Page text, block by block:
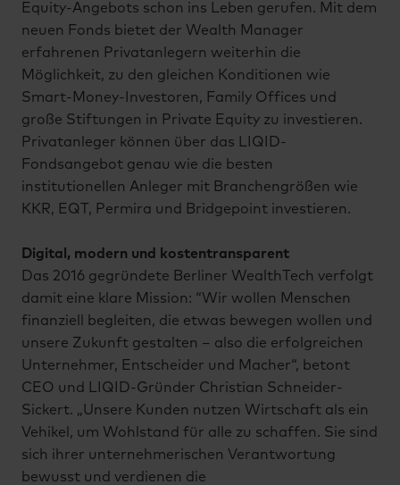
Equity-Angebots schon ins Leben gerufen. Mit dem
neuen Fonds bietet der Wealth Manager
erfahrenen Privatanlegern weiterhin die
Möglichkeit, zu den gleichen Konditionen wie
Smart-Money-Investoren, Family Offices und
große Stiftungen in Private Equity zu investieren.
Privatanleger können über das LIQID-
Fondsangebot genau wie die besten
institutionellen Anleger mit Branchengrößen wie
KKR, EQT, Permira und Bridgepoint investieren.
Digital, modern und kostentransparent
Das 2016 gegründete Berliner WealthTech verfolgt
damit eine klare Mission: “Wir wollen Menschen
finanziell begleiten, die etwas bewegen wollen und
unsere Zukunft gestalten – also die erfolgreichen
Unternehmer, Entscheider und Macher“, betont
CEO und LIQID-Gründer Christian Schneider-
Sickert. „Unsere Kunden nutzen Wirtschaft als ein
Vehikel, um Wohlstand für alle zu schaffen. Sie sind
sich ihrer unternehmerischen Verantwortung
bewusst und verdienen die